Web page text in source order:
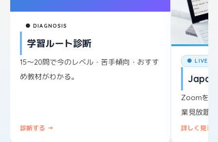
● DIAGNOSIS
学習ルート診断
15〜20問で今のレベル・苦手傾向・おすす
め教材がわかる。
診断する →
● LIVE
Zoomを使
業見放題
詳しく見る